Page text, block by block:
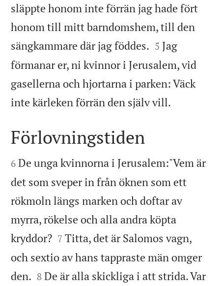
släppte honom inte förrän jag hade fört
honom till mitt barndomshem, till den
sängkammare där jag föddes. 

5 Jag
förmanar er, ni kvinnor i Jerusalem, vid
gasellerna och hjortarna i parken: Väck
inte kärleken förrän den själv vill.

Förlovningstiden

6 De unga kvinnorna i Jerusalem:"Vem är
det som sveper in från öknen som ett
rökmoln längs marken och doftar av
myrra, rökelse och alla andra köpta
kryddor?
7 Titta, det är Salomos vagn,
och sextio av hans tappraste män omger
den. 

8 De är alla skickliga i att strida. Var